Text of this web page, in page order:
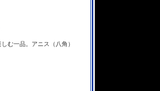
む一品。アニス（八角）